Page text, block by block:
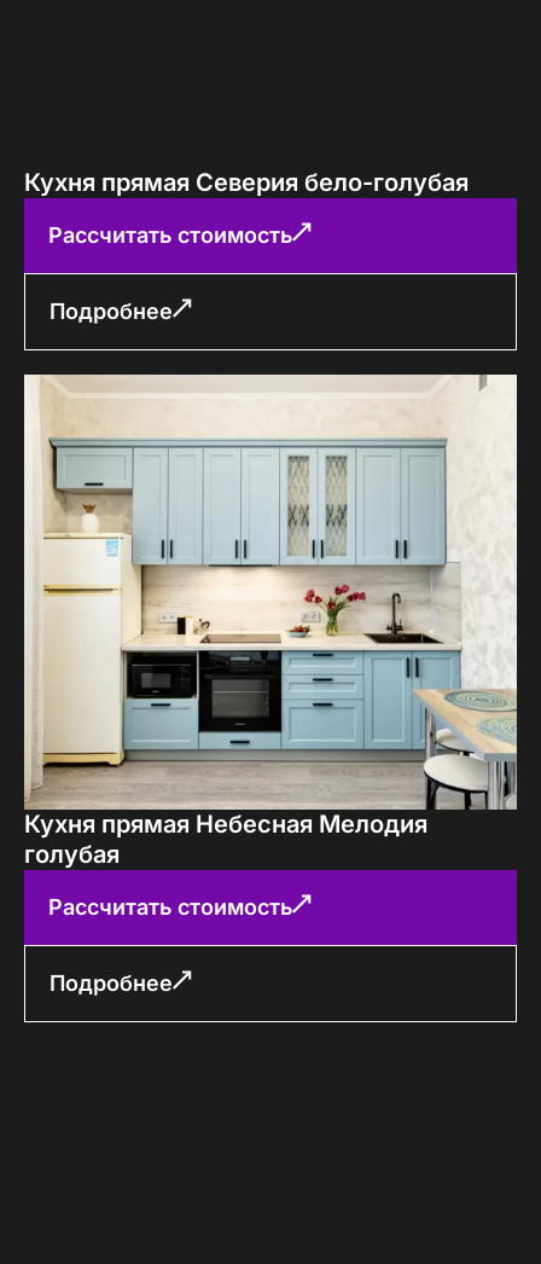
Кухня прямая Северия бело-голубая
Рассчитать стоимость
Подробнее
Кухня прямая Небесная Мелодия
голубая
Рассчитать стоимость
Подробнее